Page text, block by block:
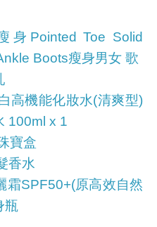
身 Pointed Toe Solid
Boots瘦身男女 歌
高機能化妝水(清爽型)
100ml x 1
寶盒
香水
霜SPF50+(原高效自然
瓶